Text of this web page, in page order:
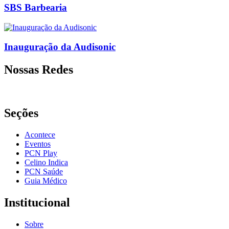
SBS Barbearia
Inauguração da Audisonic
Nossas Redes
Seções
Acontece
Eventos
PCN Play
Celino Indica
PCN Saúde
Guia Médico
Institucional
Sobre